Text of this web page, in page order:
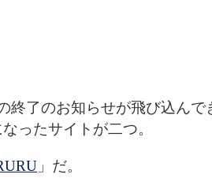
終了のお知らせが飛び込んで
ったサイトが二つ。
」だ。